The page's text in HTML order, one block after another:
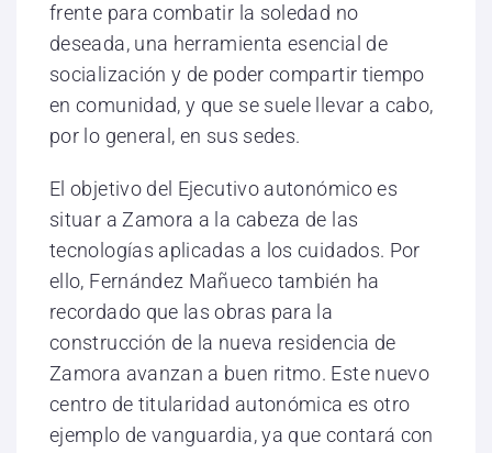
frente para combatir la soledad no
deseada, una herramienta esencial de
socialización y de poder compartir tiempo
en comunidad, y que se suele llevar a cabo,
por lo general, en sus sedes.
El objetivo del Ejecutivo autonómico es
situar a Zamora a la cabeza de las
tecnologías aplicadas a los cuidados. Por
ello, Fernández Mañueco también ha
recordado que las obras para la
construcción de la nueva residencia de
Zamora avanzan a buen ritmo. Este nuevo
centro de titularidad autonómica es otro
ejemplo de vanguardia, ya que contará con